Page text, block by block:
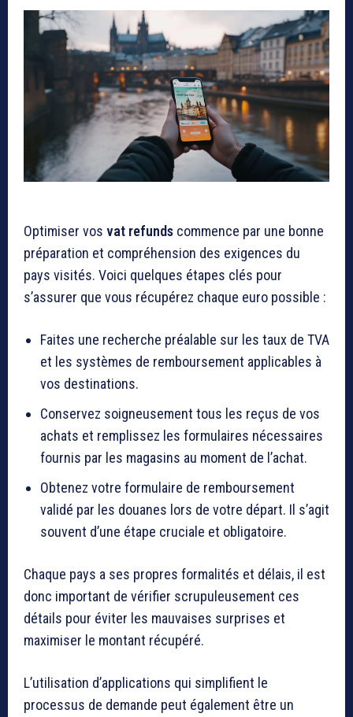
Optimiser vos vat refunds commence par une bonne
préparation et compréhension des exigences du
pays visités. Voici quelques étapes clés pour
s’assurer que vous récupérez chaque euro possible :
Faites une recherche préalable sur les taux de TVA
et les systèmes de remboursement applicables à
vos destinations.
Conservez soigneusement tous les reçus de vos
achats et remplissez les formulaires nécessaires
fournis par les magasins au moment de l’achat.
Obtenez votre formulaire de remboursement
validé par les douanes lors de votre départ. Il s’agit
souvent d’une étape cruciale et obligatoire.
Chaque pays a ses propres formalités et délais, il est
donc important de vérifier scrupuleusement ces
détails pour éviter les mauvaises surprises et
maximiser le montant récupéré.
L’utilisation d’applications qui simplifient le
processus de demande peut également être un